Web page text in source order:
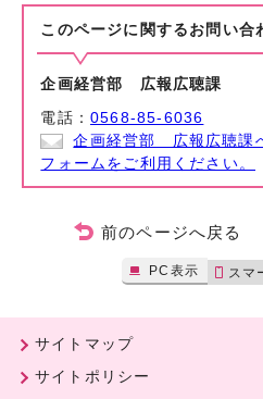
このページに関する お問い合
企画経営部 広報広聴課
電話：0568-85-6036
企画経営部 広報広聴課
フォームをご利用ください。
前のページへ戻る
PC表示 スマ
サイトマップ
サイトポリシー